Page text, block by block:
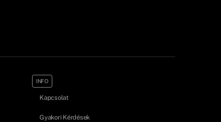
INFO
Kapcsolat
Gyakori Kérdések